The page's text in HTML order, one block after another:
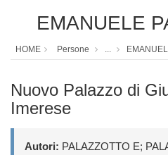
EMANUELE
HOME Persone ...
Nuovo Palazzo di
Imerese
Autori: PALAZZOTTO E;